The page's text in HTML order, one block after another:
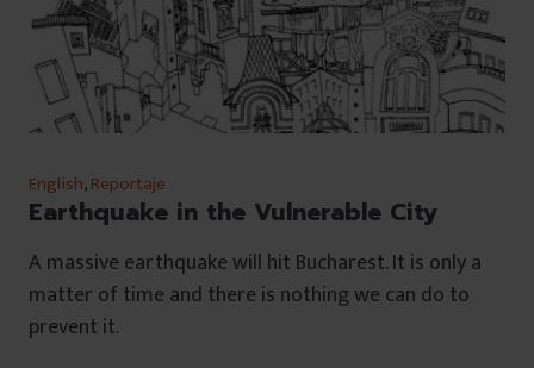
English,Reportaje
Earthquake in the Vulnerable City
A massive earthquake will hit Bucharest. It is only a
matter of time and there is nothing we can do to
prevent it.